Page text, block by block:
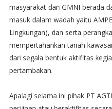
masyarakat dan GMNI berada
masuk dalam wadah yaitu
Lingkungan), dan serta
mempertahankan tanah
dari segala bentuk aktifitas
pertambakan.
Apalagi selama ini pihak PT